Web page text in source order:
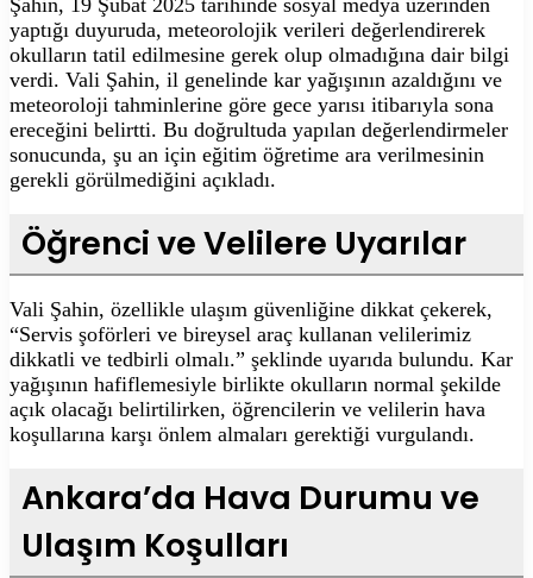
yaptığı duyuruda, meteorolojik verileri değerlendirerek
okulların tatil edilmesine gerek olup olmadığına dair bilgi
verdi. Vali Şahin, il genelinde kar yağışının azaldığını ve
meteoroloji tahminlerine göre gece yarısı itibarıyla sona
ereceğini belirtti. Bu doğrultuda yapılan değerlendirmeler
sonucunda, şu an için eğitim öğretime ara verilmesinin
gerekli görülmediğini açıkladı.
Öğrenci ve Velilere Uyarılar
Vali Şahin, özellikle ulaşım güvenliğine dikkat çekerek,
“Servis şoförleri ve bireysel araç kullanan velilerimiz
dikkatli ve tedbirli olmalı.” şeklinde uyarıda bulundu. Kar
yağışının hafiflemesiyle birlikte okulların normal şekilde
açık olacağı belirtilirken, öğrencilerin ve velilerin hava
koşullarına karşı önlem almaları gerektiği vurgulandı.
Ankara’da Hava Durumu ve
Ulaşım Koşulları